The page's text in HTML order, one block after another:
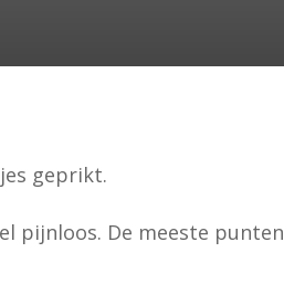
geprikt.
pijnloos. De meeste punten